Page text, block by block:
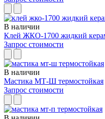
В наличии
Клей ЖКО-1700 жидкий
Запрос стоимости
В наличии
Мастика МТ-Ш термостойкая
Запрос стоимости